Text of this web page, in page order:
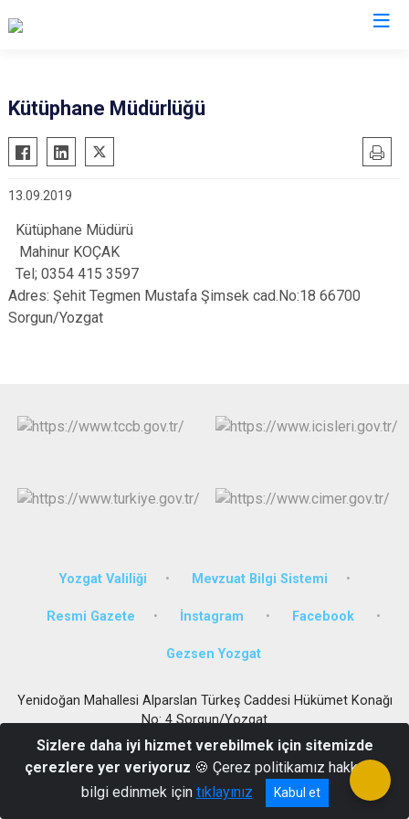
Gebze
Gölcük
Kandıra
Karamürsel
Körfez
Derince
Kartepe
Kütüphane Müdürlüğü
13.09.2019
Kütüphane Müdürü
Mahinur KOÇAK
Tel; 0354 415 3597
Adres: Şehit Tegmen Mustafa Şimsek cad.No:18 66700
Sorgun/Yozgat
Yozgat Valiliği Mevzuat Bilgi Sistemi
Resmi Gazete İnstagram Facebook
Gezsen Yozgat
Yenidoğan Mahallesi Alparslan Türkeş Caddesi Hükümet Konağı
No: 4 Sorgun/Yozgat
0 (354) 415 10 10 - 415 55 61 - 415 21 39 Fax :0 (354) 415 21 38
Sizlere daha iyi hizmet verebilmek için sitemizde
çerezlere yer veriyoruz 🍪 Çerez politikamız hakkında
bilgi edinmek için tıklayınız Kabul et